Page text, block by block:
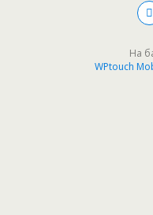
На
WPtouch